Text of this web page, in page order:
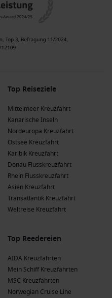
Top Reiseziele
Mittelmeer Kreuzfahrt
Kanarische Inseln
Nordeuropa Kreuzfahrt
Ostsee Kreuzfahrt
Karibik Kreuzfahrt
Donau Flusskreuzfahrt
Rhein Flusskreuzfahrt
Asien Kreuzfahrt
Transatlantik Kreuzfahrt
Weltreise Kreuzfahrt
Top Reedereien
AIDA Kreuzfahrten
Mein Schiff Kreuzfahrten
MSC Kreuzfahrten
Norwegian Cruise Line